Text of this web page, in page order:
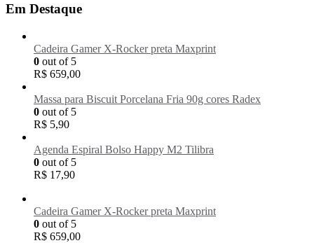
Em Destaque
Cadeira Gamer X-Rocker preta Maxprint
0 out of 5
R$ 659,00
Massa para Biscuit Porcelana Fria 90g cores Radex
0 out of 5
R$ 5,90
Agenda Espiral Bolso Happy M2 Tilibra
0 out of 5
R$ 17,90
Cadeira Gamer X-Rocker preta Maxprint
0 out of 5
R$ 659,00